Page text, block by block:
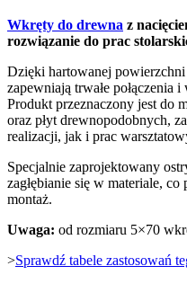
Wkręty do drewna z
rozwiązanie do prac
Dzięki hartowanej
zapewniają trwałe połączenia
Produkt przeznaczony jest do
oraz płyt drewnopodobnych,
realizacji, jak i prac
Specjalnie zaprojektowany
zagłębianie się w materiale,
montaż.
Uwaga: od rozmiaru 5×70
>Sprawdź tabele zastosowań